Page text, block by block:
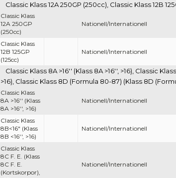
Classic Klass 12A 250GP (250cc), Classic Klass 12B
Classic Klass
12A 250GP
(250cc)
Nationell/Internationell
Classic Klass
12B 125GP
(125cc)
Nationell/Internationell
Classic Klass 8A >16'' (Klass 8A >16'', >16), Classic
>16), Classic Klass 8D (Formula 80-87) (Klass 8D
Classic Klass
8A >16'' (Klass
8A >16'', >16)
Nationell/Internationell
Classic Klass
8B<16" (Klass
8B <16'', >16)
Nationell/Internationell
Classic Klass
8C F. E. (Klass
8C F. E.
(Kortskorpor),
Nationell/Internationell